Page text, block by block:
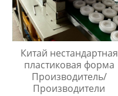
Китай нестандартная
пластиковая форма
Производитель/
Производители